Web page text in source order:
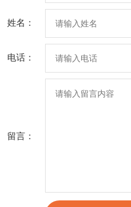
姓名：
电话：
留言：